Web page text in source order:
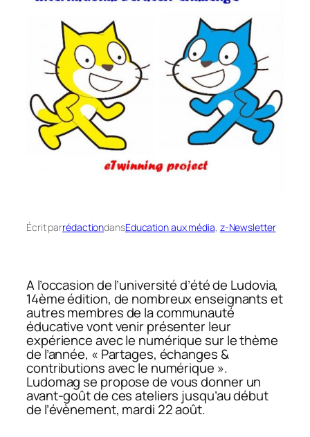
Écrit parrédactiondansEducation aux média, z-Newsletter
A l’occasion de l’université d’été de Ludovia,
14ème édition, de nombreux enseignants et
autres membres de la communauté
éducative vont venir présenter leur
expérience avec le numérique sur le thème
de l’année, « Partages, échanges &
contributions avec le numérique ».
Ludomag se propose de vous donner un
avant-goût de ces ateliers jusqu’au début
de l’évènement, mardi 22 août.